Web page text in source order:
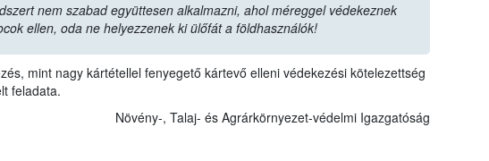
nem szabad együttesen alkalmazni, ahol méreggel védekeznek
ellen, oda ne helyezzenek ki ülőfát a földhasználók!
mint nagy kártétellel fenyegető kártevő elleni védekezési kötelezettség
feladata.
Növény-, Talaj- és Agrárkörnyezet-védelmi Igazgatóság